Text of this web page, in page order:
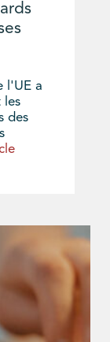
l'UE a
les
des